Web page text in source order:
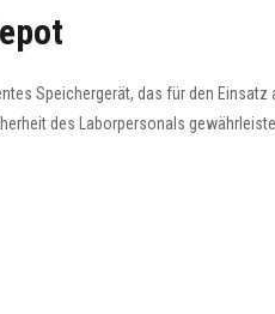
Speichergerät, das für den
des Laborpersonals